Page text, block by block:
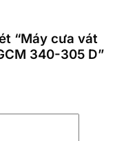
“Máy cưa vát
340-305 D”